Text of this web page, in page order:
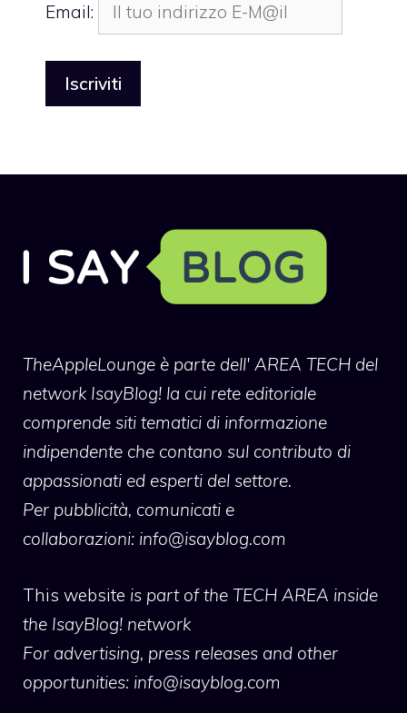
Email:
TheAppleLounge è parte dell' AREA TECH del
network IsayBlog! la cui rete editoriale
comprende siti tematici di informazione
indipendente che contano sul contributo di
appassionati ed esperti del settore.
Per pubblicità, comunicati e
collaborazioni: info@isayblog.com
This website is part of the TECH AREA inside
the IsayBlog! network
For advertising, press releases and other
opportunities: info@isayblog.com